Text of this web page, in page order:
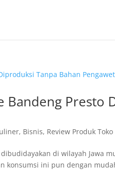
Bandeng Presto
, Bisnis, Review Produk
di wilayah Jawa
konsumsi ini pun dengan